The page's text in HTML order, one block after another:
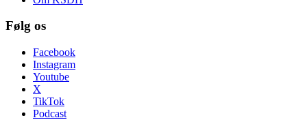
Følg os
Facebook
Instagram
Youtube
X
TikTok
Podcast